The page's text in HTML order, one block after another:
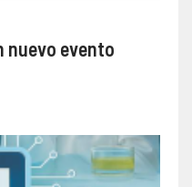
nuevo evento